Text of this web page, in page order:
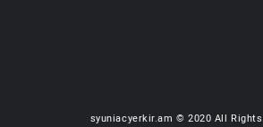
syuniacyerkir.am © 2020 All Rights